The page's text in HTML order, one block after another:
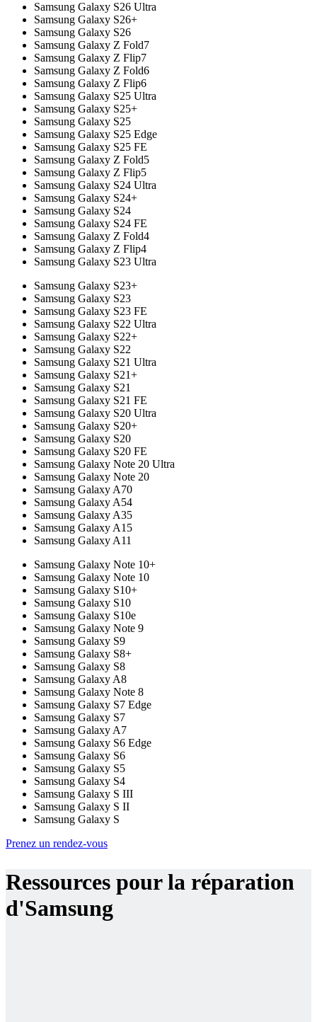
Samsung Galaxy S26 Ultra
Samsung Galaxy S26+
Samsung Galaxy S26
Samsung Galaxy Z Fold7
Samsung Galaxy Z Flip7
Samsung Galaxy Z Fold6
Samsung Galaxy Z Flip6
Samsung Galaxy S25 Ultra
Samsung Galaxy S25+
Samsung Galaxy S25
Samsung Galaxy S25 Edge
Samsung Galaxy S25 FE
Samsung Galaxy Z Fold5
Samsung Galaxy Z Flip5
Samsung Galaxy S24 Ultra
Samsung Galaxy S24+
Samsung Galaxy S24
Samsung Galaxy S24 FE
Samsung Galaxy Z Fold4
Samsung Galaxy Z Flip4
Samsung Galaxy S23 Ultra
Samsung Galaxy S23+
Samsung Galaxy S23
Samsung Galaxy S23 FE
Samsung Galaxy S22 Ultra
Samsung Galaxy S22+
Samsung Galaxy S22
Samsung Galaxy S21 Ultra
Samsung Galaxy S21+
Samsung Galaxy S21
Samsung Galaxy S21 FE
Samsung Galaxy S20 Ultra
Samsung Galaxy S20+
Samsung Galaxy S20
Samsung Galaxy S20 FE
Samsung Galaxy Note 20 Ultra
Samsung Galaxy Note 20
Samsung Galaxy A70
Samsung Galaxy A54
Samsung Galaxy A35
Samsung Galaxy A15
Samsung Galaxy A11
Samsung Galaxy Note 10+
Samsung Galaxy Note 10
Samsung Galaxy S10+
Samsung Galaxy S10
Samsung Galaxy S10e
Samsung Galaxy Note 9
Samsung Galaxy S9
Samsung Galaxy S8+
Samsung Galaxy S8
Samsung Galaxy A8
Samsung Galaxy Note 8
Samsung Galaxy S7 Edge
Samsung Galaxy S7
Samsung Galaxy A7
Samsung Galaxy S6 Edge
Samsung Galaxy S6
Samsung Galaxy S5
Samsung Galaxy S4
Samsung Galaxy S III
Samsung Galaxy S II
Samsung Galaxy S
Prenez un rendez-vous
Ressources pour la réparation
d'Samsung